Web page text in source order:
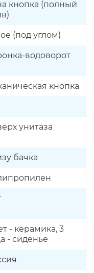
кнопка (полный
(под углом)
водоворот
кнопка
унитаза
бачка
- керамика, 3
- сиденье